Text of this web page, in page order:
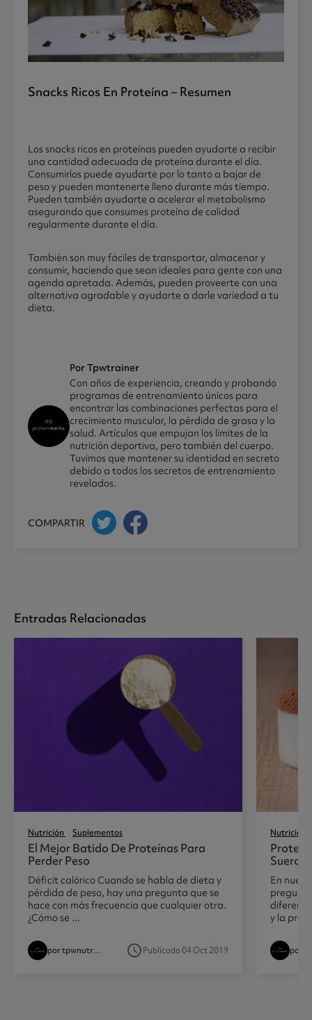
Snacks Ricos En Proteína – Resumen
Los snacks ricos en proteínas pueden ayudarte a recibir
una cantidad adecuada de proteína durante el día.
Consumirlos puede ayudarte por lo tanto a bajar de
peso y pueden mantenerte lleno durante más tiempo.
Pueden también ayudarte a acelerar el metabolismo
asegurando que consumes proteína de calidad
regularmente durante el día.
También son muy fáciles de transportar, almacenar y
consumir, haciendo que sean ideales para gente con una
agenda apretada. Además, pueden proveerte con una
alternativa agradable y ayudarte a darle variedad a tu
dieta.
Por Tpwtrainer
Con años de experiencia, creando y probando
programas de entrenamiento únicos para
encontrar las combinaciones perfectas para el
crecimiento muscular, la pérdida de grasa y la
salud. Artículos que empujan los límites de la
nutrición deportiva, pero también del cuerpo.
Tuvimos que mantener su identidad en secreto
debido a todos los secretos de entrenamiento
revelados.
COMPARTIR
Entradas Relacionadas
Nutrición Suplementos
El Mejor Batido De Proteínas Para
Perder Peso
Déficit calórico Cuando se habla de dieta y
pérdida de peso, hay una pregunta que se
hace con más frecuencia que cualquier otra.
¿Cómo se ...
por tpwnutritionist access_timePublicado 04 Oct 2019
Nutrición
Suero
En
y la